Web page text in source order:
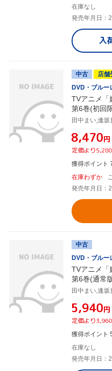
在庫なし
発売年月日：
入
中古
店舗
DVD・ブルー
TVアニメ「
第6巻(初回
¥8,470円
定価より
獲得ポイント
在庫わずか
発売年月日：
中古
DVD・ブルー
TVアニメ「
第6巻(通常
¥5,940円
定価より
獲得ポイント
在庫なし
発売年月日：